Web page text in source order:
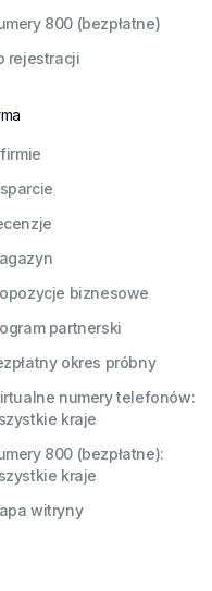
800 (bezpłatne)
rejestracji
biznesowe
partnerski
okres próbny
numery telefonów:
kraje
800 (bezpłatne):
kraje
witryny